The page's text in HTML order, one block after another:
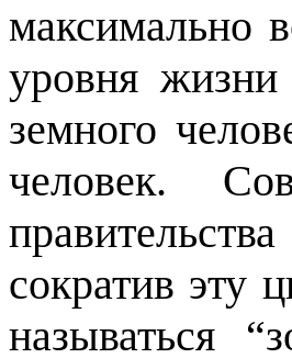
максимально
уровня жизни
земного
человек.
сократив эту
называться